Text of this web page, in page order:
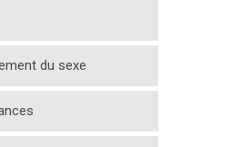
du sexe